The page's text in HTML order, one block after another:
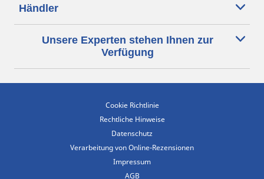
Händler
Unsere Experten stehen Ihnen zur
Verfügung
Cookie Richtlinie
Rechtliche Hinweise
Datenschutz
Verarbeitung von Online-Rezensionen
Impressum
AGB